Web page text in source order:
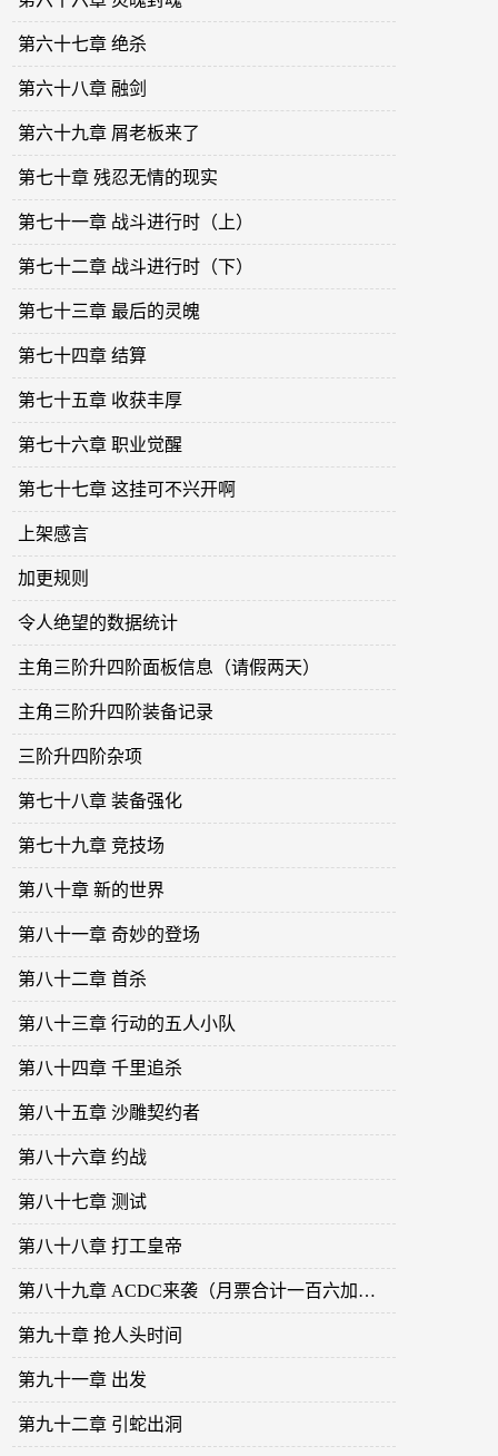
第六十七章 绝杀
第六十八章 融剑
第六十九章 屑老板来了
第七十章 残忍无情的现实
第七十一章 战斗进行时（上）
第七十二章 战斗进行时（下）
第七十三章 最后的灵魄
第七十四章 结算
第七十五章 收获丰厚
第七十六章 职业觉醒
第七十七章 这挂可不兴开啊
上架感言
加更规则
令人绝望的数据统计
主角三阶升四阶面板信息（请假两天）
主角三阶升四阶装备记录
三阶升四阶杂项
第七十八章 装备强化
第七十九章 竞技场
第八十章 新的世界
第八十一章 奇妙的登场
第八十二章 首杀
第八十三章 行动的五人小队
第八十四章 千里追杀
第八十五章 沙雕契约者
第八十六章 约战
第八十七章 测试
第八十八章 打工皇帝
第八十九章 ACDC来袭（月票合计一百六加更）
第九十章 抢人头时间
第九十一章 出发
第九十二章 引蛇出洞